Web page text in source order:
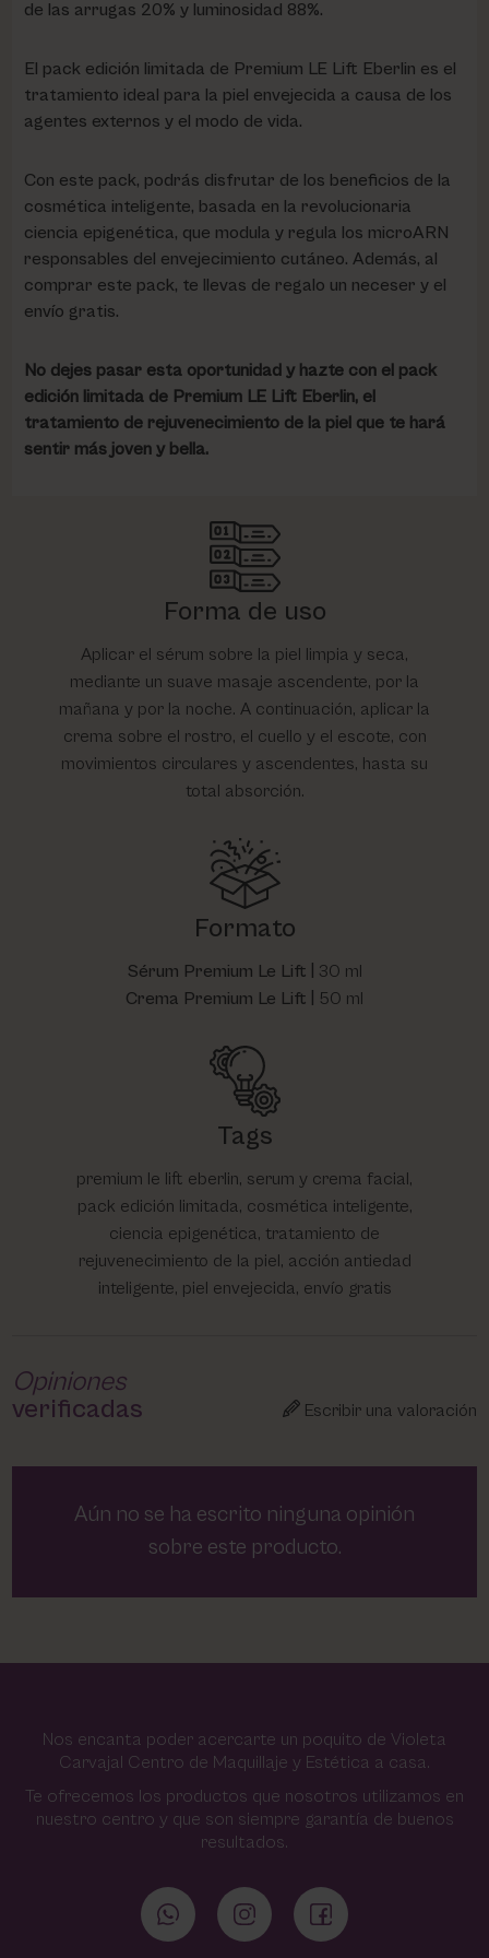
de las arrugas 20% y luminosidad 88%.
El pack edición limitada de Premium LE Lift Eberlin es el
tratamiento ideal para la piel envejecida a causa de los
agentes externos y el modo de vida.
Con este pack, podrás disfrutar de los beneficios de la
cosmética inteligente, basada en la revolucionaria
ciencia epigenética, que modula y regula los microARN
responsables del envejecimiento cutáneo. Además, al
comprar este pack, te llevas de regalo un neceser y el
envío gratis.
No dejes pasar esta oportunidad y hazte con el pack
edición limitada de Premium LE Lift Eberlin, el
tratamiento de rejuvenecimiento de la piel que te hará
sentir más joven y bella.
Forma de uso
Aplicar el sérum sobre la piel limpia y seca,
mediante un suave masaje ascendente, por la
mañana y por la noche. A continuación, aplicar la
crema sobre el rostro, el cuello y el escote, con
movimientos circulares y ascendentes, hasta su
total absorción.
Formato
Sérum Premium Le Lift | 30 ml
Crema Premium Le Lift |
50 ml
Tags
premium le lift eberlin, serum y crema facial,
pack edición limitada, cosmética inteligente,
ciencia epigenética, tratamiento de
rejuvenecimiento de la piel, acción antiedad
inteligente, piel envejecida, envío gratis
Opiniones
verificadas
Escribir una valoración
Aún no se ha escrito ninguna opinión
sobre este producto.
Nos encanta poder acercarte un poquito de Violeta
Carvajal Centro de Maquillaje y Estética a casa.
Te ofrecemos los productos que nosotros utilizamos en
nuestro centro y que son siempre garantía de buenos
resultados.